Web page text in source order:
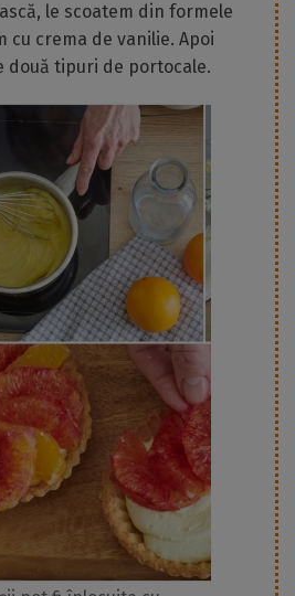
le scoatem din formele
cu crema de vanilie. Apoi
două tipuri de portocale.